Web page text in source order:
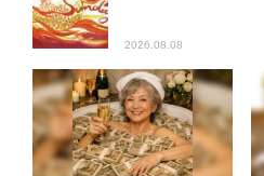
2026.08.08